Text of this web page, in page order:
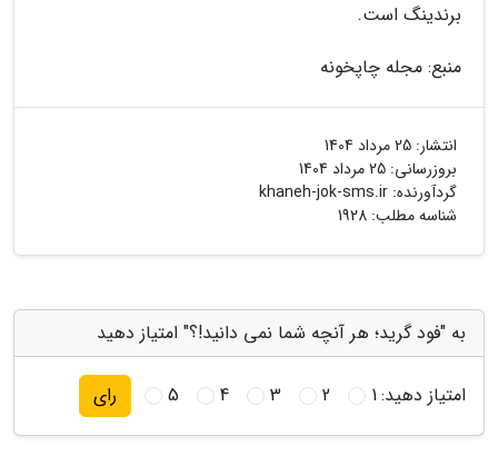
برندینگ است.
منبع: مجله چاپخونه
انتشار: 25 مرداد 1404
بروزرسانی: 25 مرداد 1404
گردآورنده: khaneh-jok-sms.ir
شناسه مطلب: 1928
به "فود گرید؛ هر آنچه شما نمی دانید!؟" امتیاز دهید
امتیاز دهید:1
2
3
4
5 رای